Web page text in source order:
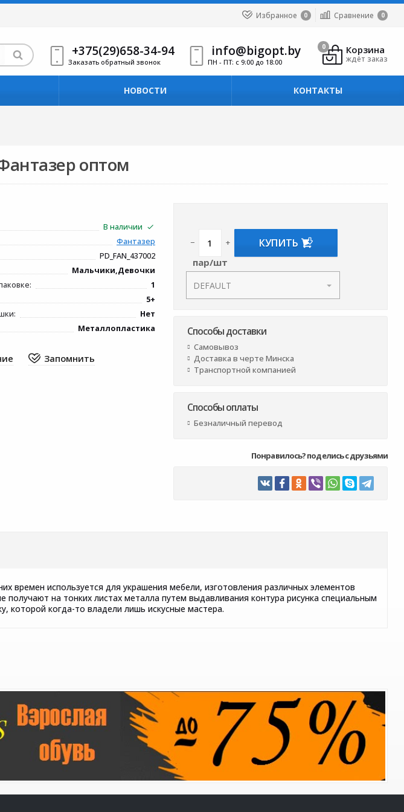
Избранное 0 Сравнение 0
+375(29)658-34-94
Заказать обратный звонок
info@bigopt.by
ПН - ПТ: с 9:00 до 18:00
Корзина
ждёт заказ
0
НОВОСТИ КОНТАКТЫ
оптом
В наличии
Фантазер
PD_FAN_437002
Мальчики,Девочки
1
5+
Нет
Металлопластика
− +
пар/шт
КУПИТЬ
Способы доставки
Самовывоз
Доставка в черте Минска
Транспортной компанией
Способы оплаты
Безналичный перевод
Понравилось? поделись с друзьями
времен используется для украшения мебели, изготовления различных элементов
на тонких листах металла путем выдавливания контура рисунка специальным
когда-то владели лишь искусные мастера.